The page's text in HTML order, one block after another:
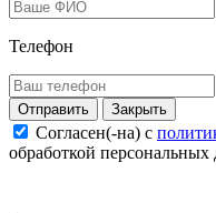
Телефон
Закрыть
Согласен(-на) c
обработкой